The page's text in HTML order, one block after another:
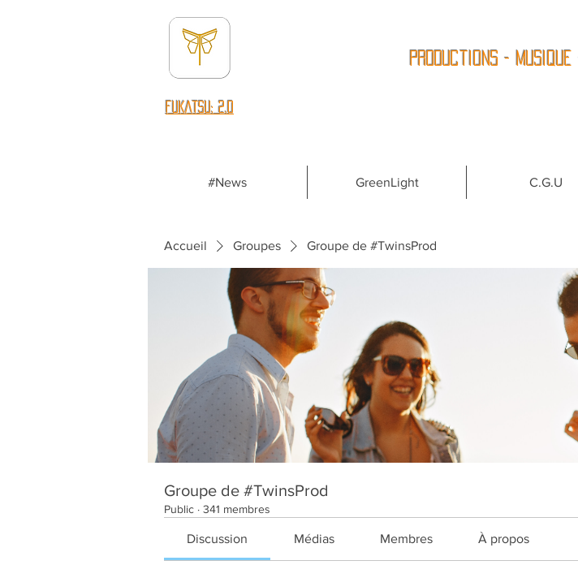
fUKATSU: 2.0
Productions - Musique
#News GreenLight C.G.U
Accueil Groupes Groupe de #TwinsProd
Groupe de #TwinsProd
Public · 341 membres
Discussion Médias Membres À propos